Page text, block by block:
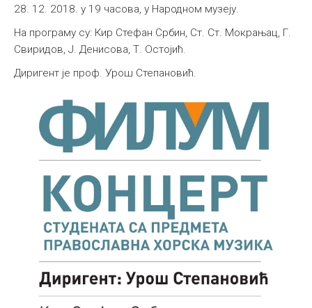
Међународна
28. 12. 2018. у 19 часова, у Народном музеју.
На програму су: Кир Стефан Србин, Ст. Ст. Мокрањац, Г.
Свиридов, Ј. Денисова, Т. Остојић.
Диригент је проф. Урош Степановић.